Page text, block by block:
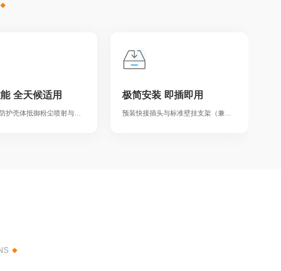
全天候适用
壁挂IP65防护壳体抵御粉尘喷射与暴雨 …
极简安装 即插即用